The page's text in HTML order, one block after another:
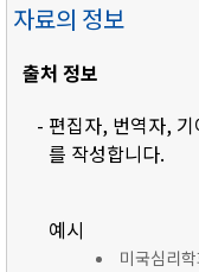
자료의 정보
출처 정보
- 편집자, 번역자,
를 작성합니다.
예시
미국심리